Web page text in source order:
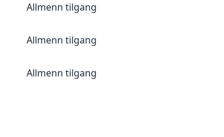
Allmenn tilgang
Allmenn tilgang
Allmenn tilgang